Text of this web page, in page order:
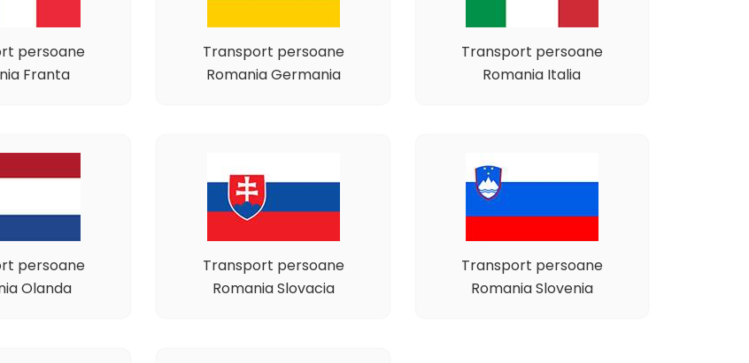
persoane
Franta
Transport persoane
Romania Germania
Transport persoane
Romania Italia
persoane
Olanda
Transport persoane
Romania Slovacia
Transport persoane
Romania Slovenia